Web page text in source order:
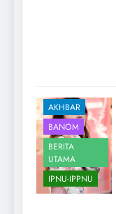
AKHBAR
BANOM
BERITA
UTAMA
IPNU-IPPNU